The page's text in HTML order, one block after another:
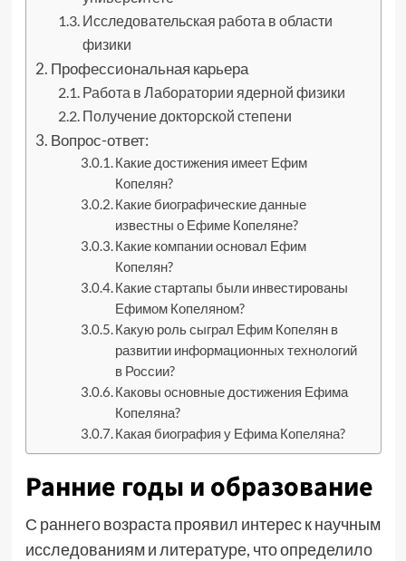
Исследовательская работа в области
физики
Профессиональная карьера
Работа в Лаборатории ядерной физики
Получение докторской степени
Вопрос-ответ:
Какие достижения имеет Ефим
Копелян?
Какие биографические данные
известны о Ефиме Копеляне?
Какие компании основал Ефим
Копелян?
Какие стартапы были инвестированы
Ефимом Копеляном?
Какую роль сыграл Ефим Копелян в
развитии информационных технологий
в России?
Каковы основные достижения Ефима
Копеляна?
Какая биография у Ефима Копеляна?
Ранние годы и образование
С раннего возраста проявил интерес к научным
исследованиям и литературе, что определило